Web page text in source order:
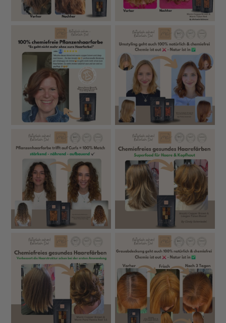
individuell und lässt die natürliche Melierung der
eigenen Haarfarbe bestehen. Zusätzlich findest du im
Shop rund 1.000 echte Vorher-Nachher-Beispiele von
Kundinnen, die ihre Haare mit unserer
Pflanzenhaarfarbe gefärbt haben.